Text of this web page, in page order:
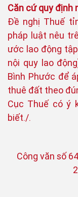
Căn cứ quy định
Đề nghị Thuế
pháp luật nêu
ước lao động
nội quy lao
Bình Phước để
thuê đất theo
Cục Thuế có ý
biết./.
Công văn số